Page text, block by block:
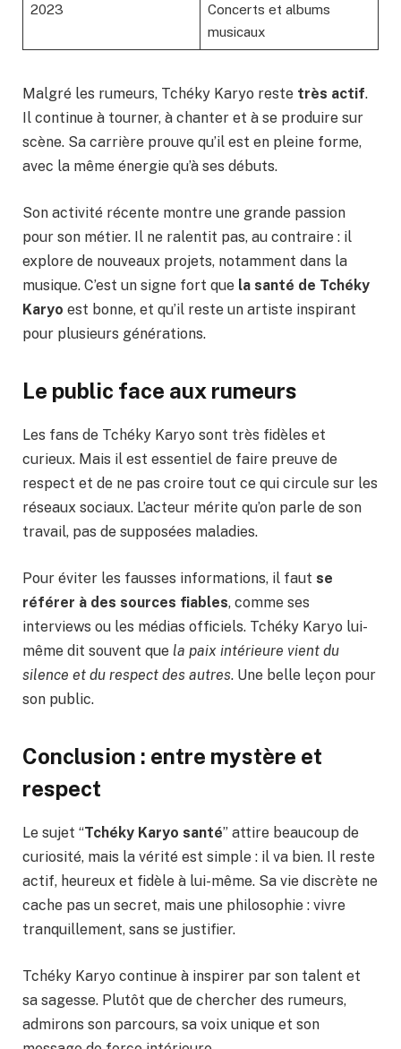
2023
Concerts et albums
musicaux
Malgré les rumeurs, Tchéky Karyo reste très actif.
Il continue à tourner, à chanter et à se produire sur
scène. Sa carrière prouve qu’il est en pleine forme,
avec la même énergie qu’à ses débuts.
Son activité récente montre une grande passion
pour son métier. Il ne ralentit pas, au contraire : il
explore de nouveaux projets, notamment dans la
musique. C’est un signe fort que la santé de Tchéky
Karyo est bonne, et qu’il reste un artiste inspirant
pour plusieurs générations.
Le public face aux rumeurs
Les fans de Tchéky Karyo sont très fidèles et
curieux. Mais il est essentiel de faire preuve de
respect et de ne pas croire tout ce qui circule sur les
réseaux sociaux. L’acteur mérite qu’on parle de son
travail, pas de supposées maladies.
Pour éviter les fausses informations, il faut se
référer à des sources fiables, comme ses
interviews ou les médias officiels. Tchéky Karyo lui-
même dit souvent que la paix intérieure vient du
silence et du respect des autres. Une belle leçon pour
son public.
Conclusion : entre mystère et
respect
Le sujet “Tchéky Karyo santé” attire beaucoup de
curiosité, mais la vérité est simple : il va bien. Il reste
actif, heureux et fidèle à lui-même. Sa vie discrète ne
cache pas un secret, mais une philosophie : vivre
tranquillement, sans se justifier.
Tchéky Karyo continue à inspirer par son talent et
sa sagesse. Plutôt que de chercher des rumeurs,
admirons son parcours, sa voix unique et son